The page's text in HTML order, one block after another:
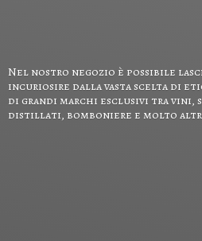
Nel nostro negozio è possibile
incuriosire dalla vasta scelta di
di grandi marchi esclusivi tra vini,
distillati, bomboniere e molto